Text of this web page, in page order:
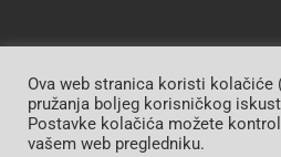
Copyright © 2026 |
Ova web stranica koristi kolačiće
pružanja boljeg korisničkog
Postavke kolačića možete
vašem web pregledniku.